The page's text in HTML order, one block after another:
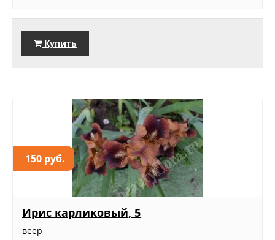
Купить
150 руб.
Ирис карликовый, 5
веер